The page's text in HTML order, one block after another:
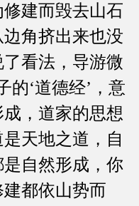
建而毁去山石
角挤出来也没
看法，导游微
的‘道德经’，意
，道家的思想
天地之道，自
自然形成，你
都依山势而